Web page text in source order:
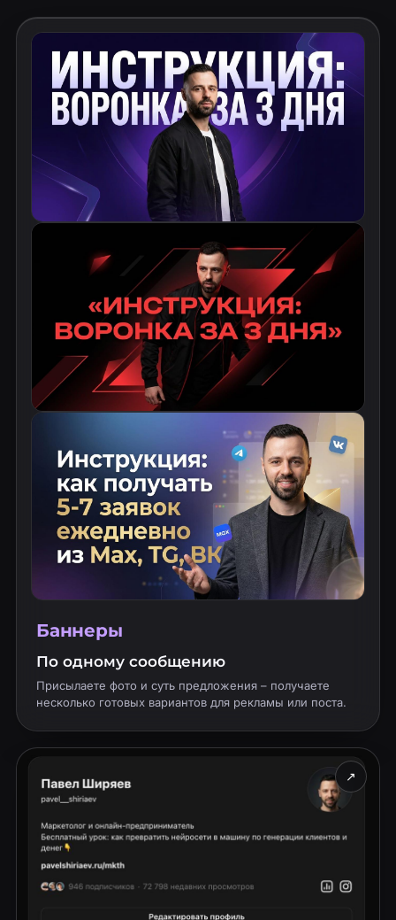
Баннеры
По одному сообщению
Присылаете фото и суть предложения – получаете
несколько готовых вариантов для рекламы или поста.
↗